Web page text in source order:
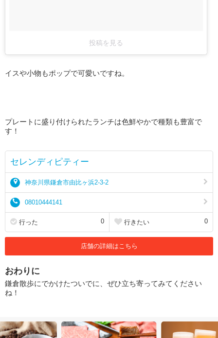
投稿を見る
イスや小物もポップで可愛いですね。
プレートに盛り付けられたランチは色鮮やかで種類も豊富で
す！
セレンディピティー
神奈川県鎌倉市由比ヶ浜2-3-2
08010444141
行った 0 行きたい 0
店舗の詳細はこちら
おわりに
鎌倉散歩にでかけたついでに、ぜひ立ち寄ってみてください
ね！